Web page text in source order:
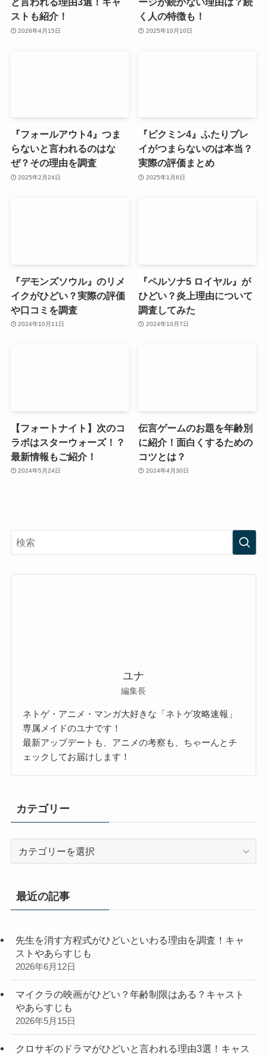
ストも紹介！
2026年4月15日
く人の特徴も！
2025年10月10日
『フォールアウト4』つま
らないと言われるのはな
ぜ？その理由を調査
2025年2月24日
『ピクミン4』ふたりプレ
イがつまらないのは本当？
実際の評価まとめ
2025年1月6日
『デモンズソウル』のリメ
イクがひどい？実際の評価
や口コミを調査
2024年10月11日
『ペルソナ5 ロイヤル』が
ひどい？炎上理由について
調査してみた
2024年10月7日
【フォートナイト】次のコ
ラボはスターウォーズ！？
最新情報もご紹介！
2024年5月24日
伝言ゲームのお題を年齢別
に紹介！面白くするための
コツとは？
2024年4月30日
ユナ
編集長
ネトゲ・アニメ・マンガ大好きな「ネトゲ攻略速報」
専属メイドのユナです！
最新アップデートも、アニメの考察も、ちゃーんとチ
ェックしてお届けします！
カテゴリー
リ
最近の記事
先生を消す方程式がひどいといわる理由を調査！キャ
ストやあらすじも
2026年6月12日
マイクラの映画がひどい？年齢制限はある？キャスト
やあらすじも
2026年5月15日
クロサギのドラマがひどいと言われる理由3選！キャス